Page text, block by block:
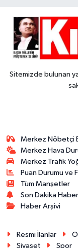
Sitemizde bulunan
Merkez Nöbetçi
Merkez Hava
Merkez Trafik
Puan Durumu ve
Tüm Manşetler
Son Dakika
Haber Arşivi
Resmi İlanlar
Siyaset
Spor